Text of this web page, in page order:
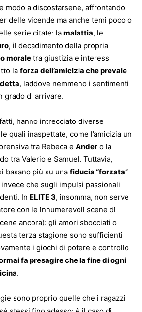
modo a discostarsene, affrontando
delle vicende ma anche temi poco o
serie citate: la malattia, le
, il decadimento della propria
morale tra giustizia e interessi
la forza dell’amicizia che prevale
, laddove nemmeno i sentimenti
grado di arrivare.
hanno intrecciato diverse
quali inaspettate, come l’amicizia un
tra Rebeca e Ander o la
tra Valerio e Samuel. Tuttavia,
basano più su una fiducia “forzata”
invece che sugli impulsi passionali
In ELITE 3, insomma, non serve
con le innumerevoli scene di
ancora): gli amori sbocciati o
terza stagione sono sufficienti
i giochi di potere e controllo
fa presagire che la fine di ogni
.
sono proprio quelle che i ragazzi